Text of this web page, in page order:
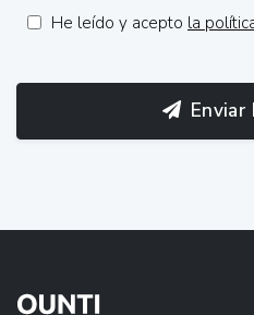
He leído y acepto la
Enviar